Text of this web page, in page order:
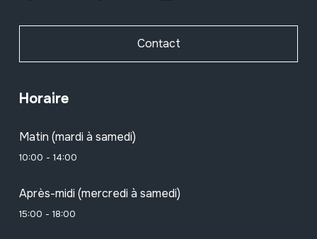
Contact
Horaire
Matin (mardi à samedi)
10:00 - 14:00
Après-midi (mercredi à samedi)
15:00 - 18:00